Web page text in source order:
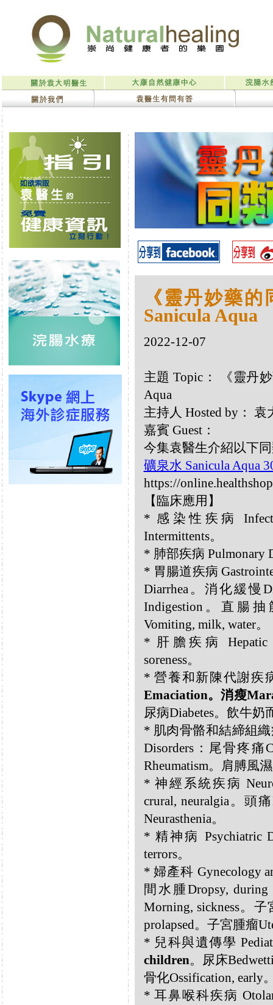
《靈丹妙藥
Sanicula Aqua
2022-12-07
主題 Topic： 《靈丹
Aqua
主持人 Hosted by：
嘉賓 Guest：
今集袁醫生介紹以下
礦泉水 Sanicula Aqua
https://
【臨床應用】
* 感染性疾病
Intermittents。
* 肺部疾病 Pulmonary
* 胃腸道疾病
Diarrhea。消化緩慢
Indigestion。直腸
Vomiting, milk, water。
* 肝膽疾病 Hepatic
soreness。
* 營養和新陳代謝疾
Emaciation。消瘦
尿病Diabetes。飲牛
* 肌肉骨骼和結締組織
Disorders：尾骨疼痛
Rheumatism。肩膊風
* 神經系統疾病
crural, neuralgia。頭
Neurasthenia。
* 精神病 Psychiatric
terrors。
* 婦產科 Gynecology
間水腫Dropsy,
Morning, sickness。
prolapsed。子宮腫瘤
* 兒科與遺傳學
children。尿床
骨化Ossification, early
* 耳鼻喉科疾病